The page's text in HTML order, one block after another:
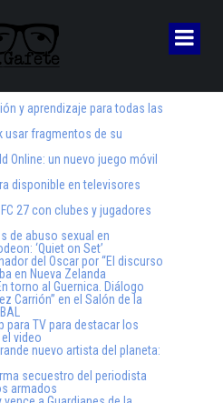
y aprendizaje para todas las
usar fragmentos de su
Online: un nuevo juego móvil
disponible en televisores
FC 27 con clubes y jugadores
de abuso sexual en
‘Quiet on Set’
del Oscar por “El discurso
en Nueva Zelanda
torno al Guernica. Diálogo
Carrión” en el Salón de la
para TV para destacar los
video
nuevo artista del planeta:
secuestro del periodista
armados